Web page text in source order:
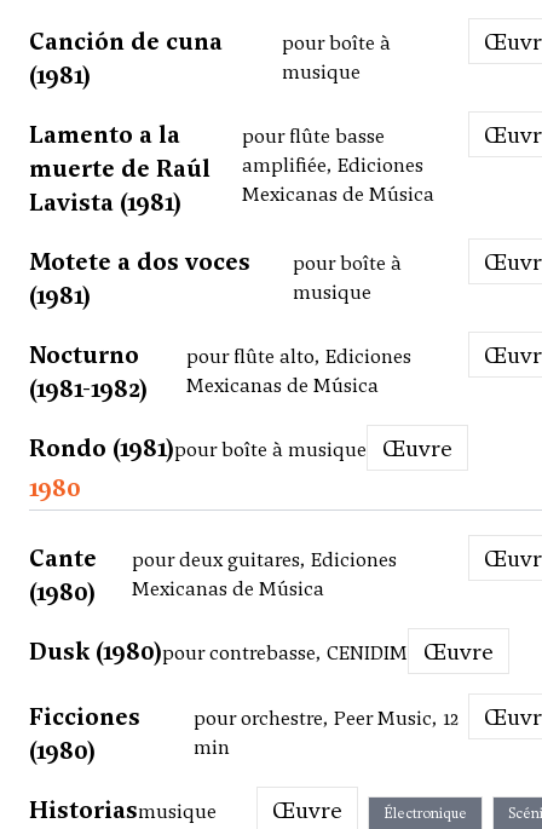
Canción de cuna
(1981)
pour boîte à
musique
Lamento a la
muerte de Raúl
Lavista (1981)
pour flûte basse
amplifiée, Ediciones
Mexicanas de Música
Motete a dos voces
(1981)
pour boîte à
musique
Nocturno
(1981-1982)
pour flûte alto, Ediciones
Mexicanas de Música
Rondo (1981)pour boîte à musique
Œuvre
1980
Cante
(1980)
pour deux guitares, Ediciones
Mexicanas de Música
Dusk (1980)pour contrebasse, CENIDIM Œuvre
Ficciones
(1980)
pour orchestre, Peer Music, 12
min
Historiasmusique
Œuvre Électronique